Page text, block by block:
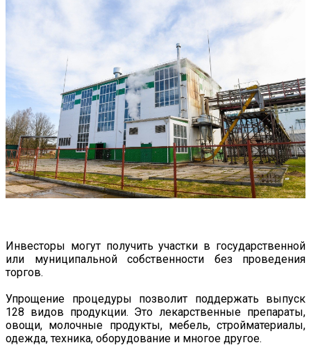
Инвесторы могут получить участки в государственной
или муниципальной собственности без проведения
торгов.
Упрощение процедуры позволит поддержать выпуск
128 видов продукции. Это лекарственные препараты,
овощи, молочные продукты, мебель, стройматериалы,
одежда, техника, оборудование и многое другое.